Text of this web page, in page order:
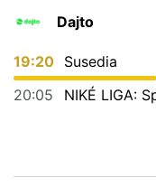
Dajto
19:20 Susedia
20:05
NIKÉ LIGA: